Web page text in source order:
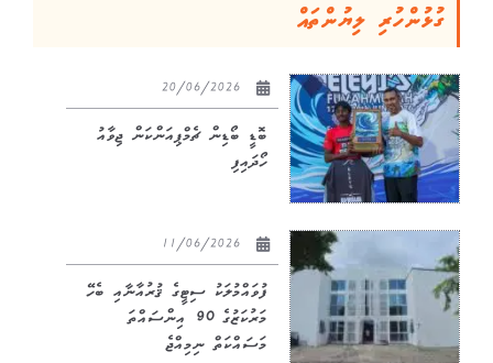
ގުޅުންހުރި ލިޔުންތައް
ބޮޑީ ބޯޑިން ޗެމްޕިއަންކަން ޖިވާއު
ހޯދައިފި
ފުވައްމުލަކު ސިޓީގެ ޤުރުއާނާއި ބެހޭ
މަރުކަޒުގެ 90 އިންސައްތަ
މަސައްކަތް ނިމިއްޖެ